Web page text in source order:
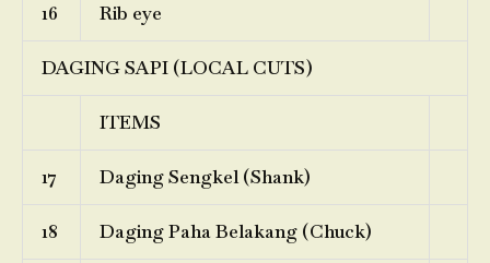
16 Rib eye
DAGING SAPI (LOCAL CUTS)
ITEMS
17 Daging Sengkel (Shank)
18 Daging Paha Belakang (Chuck)